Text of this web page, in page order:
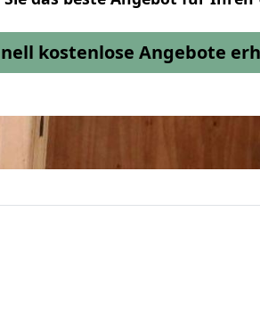
kostenlose Angebote